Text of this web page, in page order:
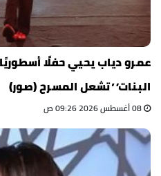
عمرو دياب يحيي حفلًا
البنات” تشعل المسرح (صور)